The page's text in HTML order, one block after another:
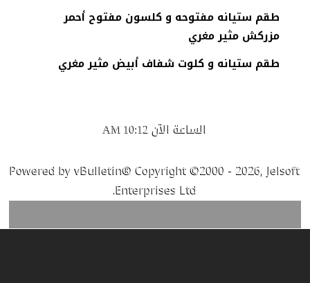
طقم ستيانه مفتوحه و كلسون مفتوح أحمر
مزركش مثير مغري
طقم ستيانه و كلوت شفاف أبيض مثير مغري
الساعة الآن 10:12 AM
Powered by vBulletin® Copyright ©2000 - 2026, Jelsoft
Enterprises Ltd.